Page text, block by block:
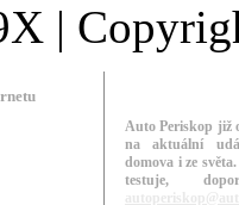
|
Auto Periskop již
na aktuální
domova i ze
testuje,